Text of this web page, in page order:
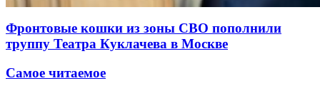
Фронтовые кошки из зоны СВО пополнили
труппу Театра Куклачева в Москве
Самое читаемое